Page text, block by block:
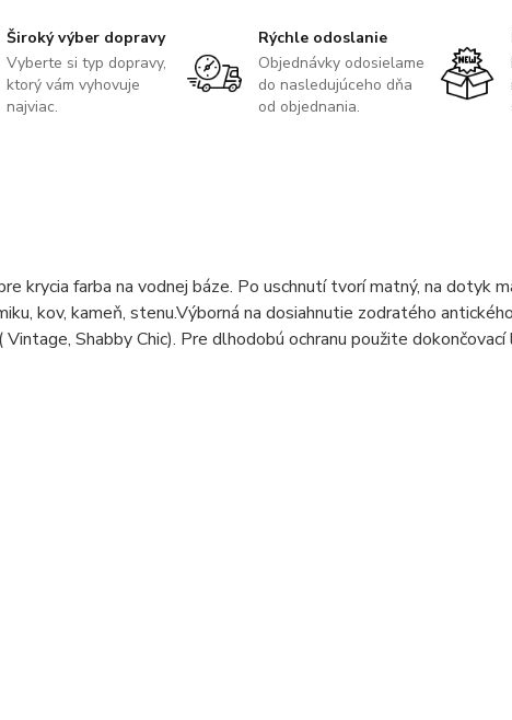
Široký výber dopravy
Vyberte si typ dopravy,
ktorý vám vyhovuje
najviac.
Rýchle odoslanie
Objednávky odosielame
do nasledujúceho dňa
od objednania.
krycia farba na vodnej báze. Po uschnutí tvorí matný, na dotyk
kov, kameň, stenu.Výborná na dosiahnutie zodratého
Shabby Chic). Pre dlhodobú ochranu použite